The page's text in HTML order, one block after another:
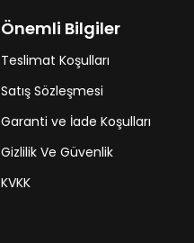
Önemli Bilgiler
Teslimat Koşulları
Satış Sözleşmesi
Garanti ve İade Koşulları
Gizlilik Ve Güvenlik
KVKK